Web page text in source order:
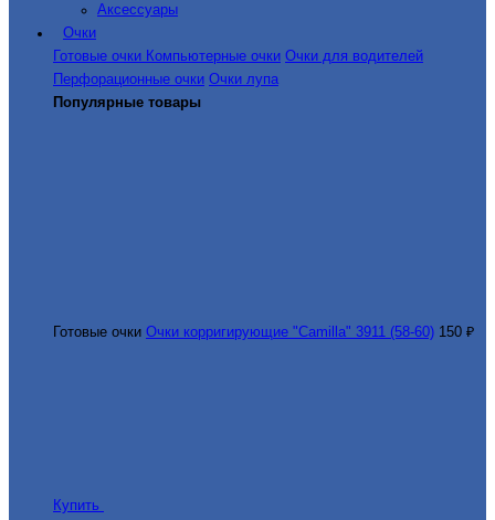
Аксессуары
Очки
Готовые очки Компьютерные очки Очки для водителей
Перфорационные очки Очки лупа
Популярные товары
Готовые очки Очки корригирующие "Camilla" 3911 (58-60) 150 ₽
Купить